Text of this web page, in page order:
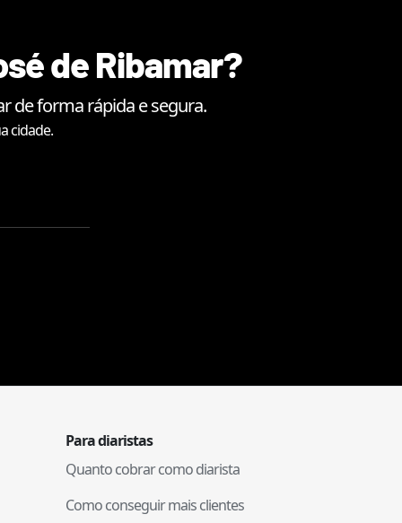
de Ribamar?
de forma rápida e segura.
cidade.
Para diaristas
Quanto cobrar como diarista
Como conseguir mais clientes